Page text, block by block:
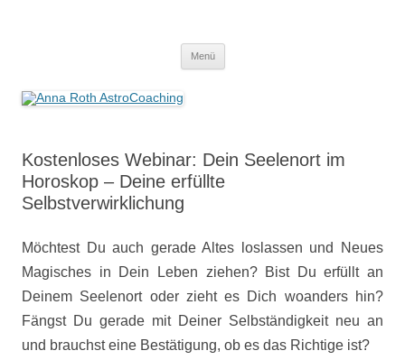
Menü
Kostenloses Webinar: Dein Seelenort im
Horoskop – Deine erfüllte
Selbstverwirklichung
Möchtest Du auch gerade Altes loslassen und Neues
Magisches in Dein Leben ziehen? Bist Du erfüllt an
Deinem Seelenort oder zieht es Dich woanders hin?
Fängst Du gerade mit Deiner Selbständigkeit neu an
und brauchst eine Bestätigung, ob es das Richtige ist?